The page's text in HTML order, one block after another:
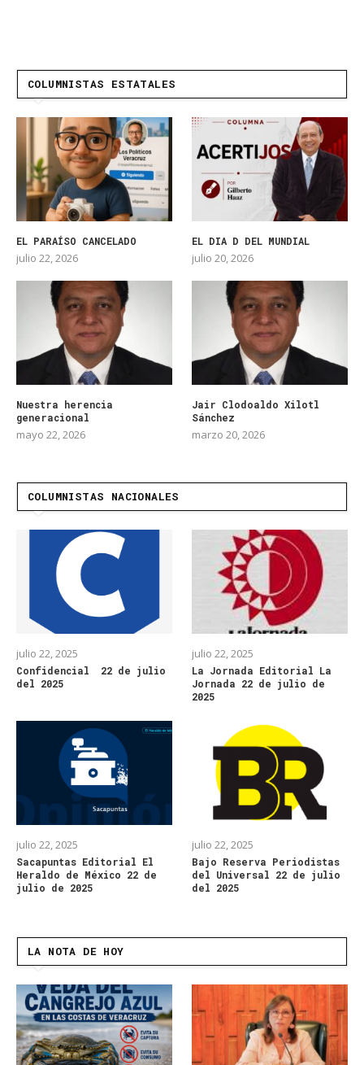
COLUMNISTAS ESTATALES
EL PARAÍSO CANCELADO
julio 22, 2026
EL DIA D DEL MUNDIAL
julio 20, 2026
Nuestra herencia
generacional
mayo 22, 2026
Jair Clodoaldo Xilotl
Sánchez
marzo 20, 2026
COLUMNISTAS NACIONALES
julio 22, 2025
Confidencial 22 de julio
del 2025
julio 22, 2025
La Jornada Editorial La
Jornada 22 de julio de
2025
julio 22, 2025
Sacapuntas Editorial El
Heraldo de México 22 de
julio de 2025
julio 22, 2025
Bajo Reserva Periodistas
del Universal 22 de julio
del 2025
LA NOTA DE HOY